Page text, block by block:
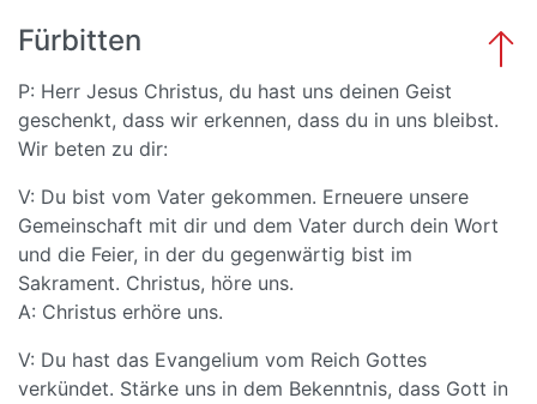
Fürbitten
P: Herr Jesus Christus, du hast uns deinen Geist
geschenkt, dass wir erkennen, dass du in uns bleibst.
Wir beten zu dir:
V: Du bist vom Vater gekommen. Erneuere unsere
Gemeinschaft mit dir und dem Vater durch dein Wort
und die Feier, in der du gegenwärtig bist im
Sakrament. Christus, höre uns.
A: Christus erhöre uns.
V: Du hast das Evangelium vom Reich Gottes
verkündet. Stärke uns in dem Bekenntnis, dass Gott in